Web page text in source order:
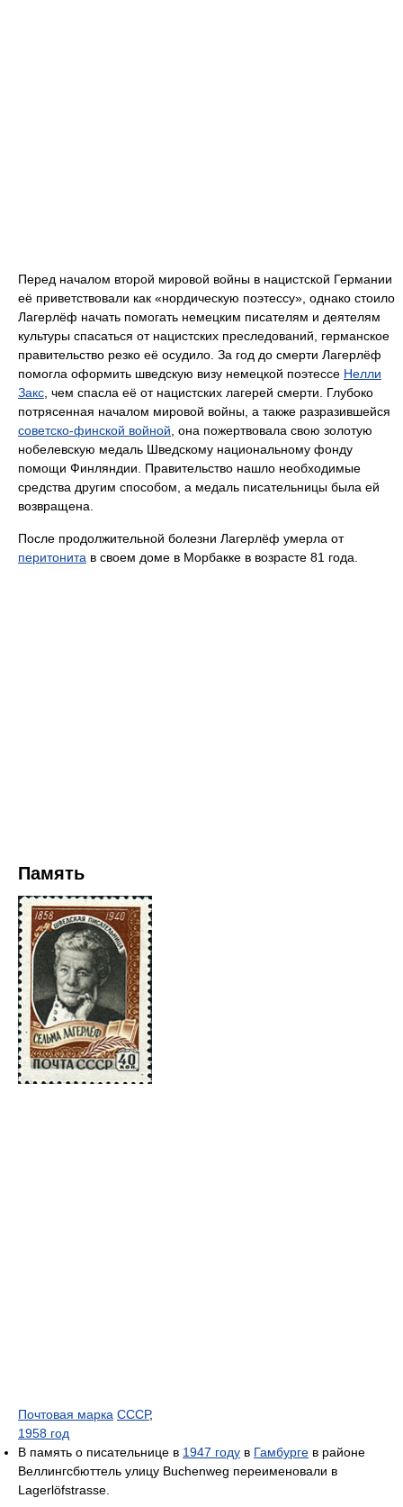
Перед началом второй мировой войны в нацистской Германии
её приветствовали как «нордическую поэтессу», однако стоило
Лагерлёф начать помогать немецким писателям и деятелям
культуры спасаться от нацистских преследований, германское
правительство резко её осудило. За год до смерти Лагерлёф
помогла оформить шведскую визу немецкой поэтессе Нелли
Закс, чем спасла её от нацистских лагерей смерти. Глубоко
потрясенная началом мировой войны, а также разразившейся
советско-финской войной, она пожертвовала свою золотую
нобелевскую медаль Шведскому национальному фонду
помощи Финляндии. Правительство нашло необходимые
средства другим способом, а медаль писательницы была ей
возвращена.
После продолжительной болезни Лагерлёф умерла от
перитонита в своем доме в Морбакке в возрасте 81 года.
Память
Почтовая марка СССР,
1958 год
В память о писательнице в 1947 году в Гамбурге в районе
Веллингсбюттель улицу Buchenweg переименовали в
Lagerlöfstrasse.